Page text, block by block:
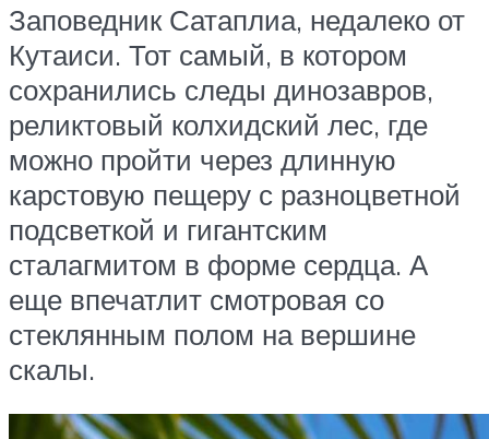
Заповедник Сатаплиа, недалеко от
Кутаиси. Тот самый, в котором
сохранились следы динозавров,
реликтовый колхидский лес, где
можно пройти через длинную
карстовую пещеру с разноцветной
подсветкой и гигантским
сталагмитом в форме сердца. А
еще впечатлит смотровая со
стеклянным полом на вершине
скалы.